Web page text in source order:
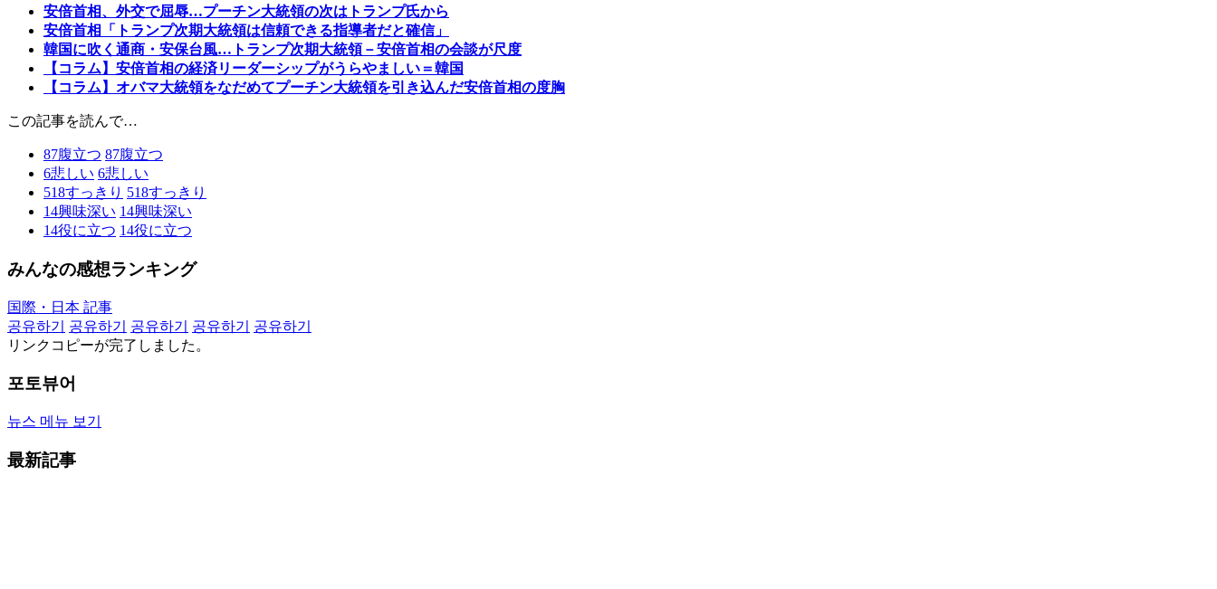
安倍首相、外交で屈辱…プーチン大統領の次はトランプ氏から
安倍首相「トランプ次期大統領は信頼できる指導者だと確信」
韓国に吹く通商・安保台風…トランプ次期大統領－安倍首相の会談が尺度
【コラム】安倍首相の経済リーダーシップがうらやましい＝韓国
【コラム】オバマ大統領をなだめてプーチン大統領を引き込んだ安倍首相の度胸
この記事を読んで…
87腹立つ 87腹立つ
6悲しい 6悲しい
518すっきり 518すっきり
14興味深い 14興味深い
14役に立つ 14役に立つ
みんなの感想ランキング
国際・日本 記事
공유하기
공유하기 공유하기 공유하기
공유하기
リンクコピーが完了しました。
포토뷰어
뉴스 메뉴 보기
最新記事